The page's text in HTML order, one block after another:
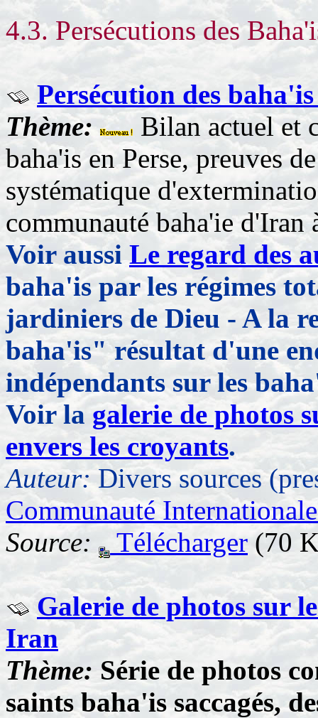
4.3. Persécutions des
Persécution des
Thème:
Bilan actuel et
baha'is en Perse, preuves
systématique
communauté baha'ie d'Iran
Voir aussiLe regard des
baha'is par les régimes
jardiniers de Dieu - A la
baha'is" résultat d'une
indépendants sur les
Voir la galerie de photos
envers les croyants.
Auteur:Divers sources
Communauté
Source:
Télécharger(70
Galerie de photos sur
Iran
Thème: Série de photos
saints baha'is saccagés,